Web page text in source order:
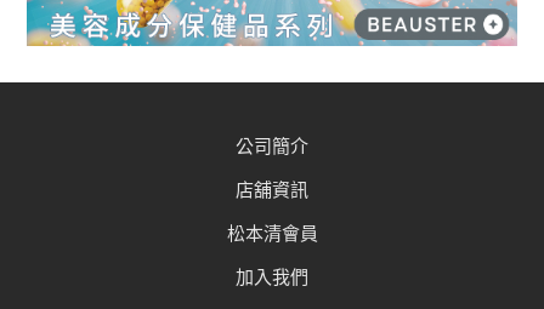
公司簡介
店舖資訊
松本清會員
加入我們